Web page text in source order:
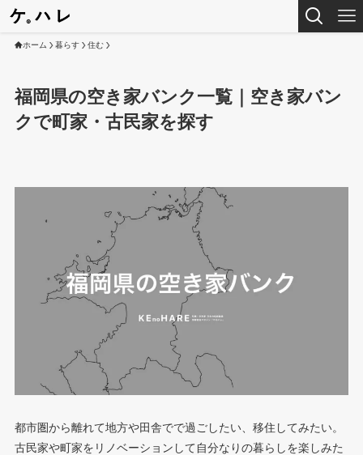
ホーム 暮らす 住む
福岡県の空き家バンク一覧｜空き家バン
クで町家・古民家を探す
都市圏から離れて地方や田舎でで過ごしたい、移住してみたい。
古民家や町家をリノベーションして自分なりの暮らしを楽しみた